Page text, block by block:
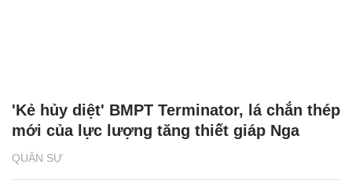
QUÂN SỰ
'Kẻ hủy diệt' BMPT Terminator, lá chắn thép
mới của lực lượng tăng thiết giáp Nga